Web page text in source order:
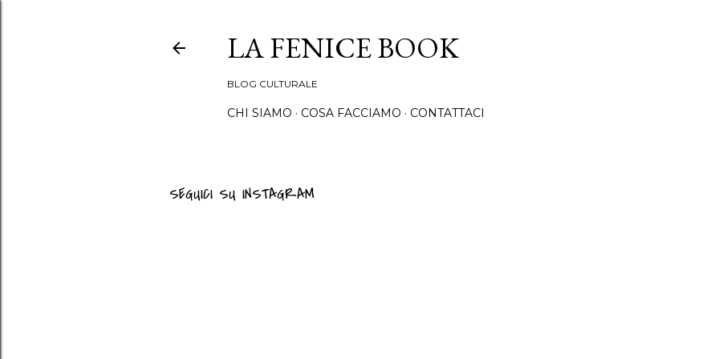
LA FENICE BOOK
BLOG CULTURALE
CHI SIAMO COSA FACCIAMO CONTATTACI
SEGUICI SU INSTAGRAM